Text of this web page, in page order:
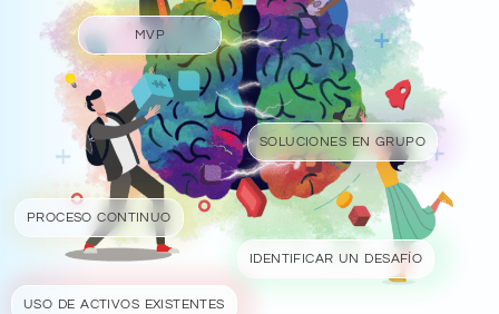
IDENTIFICAR UN DESAFÍO
PROCESO CONTINUO
SOLUCIONES EN GRUPO
USO DE ACTIVOS EXISTENTES
MVP